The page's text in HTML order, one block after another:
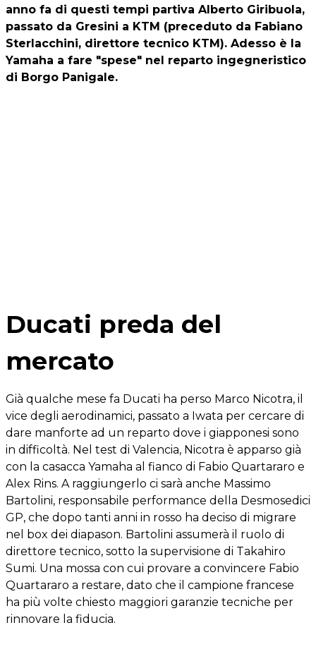
anno fa di questi tempi partiva Alberto Giribuola,
passato da Gresini a KTM (preceduto da Fabiano
Sterlacchini, direttore tecnico KTM). Adesso è la
Yamaha a fare "spese" nel reparto ingegneristico
di Borgo Panigale.
Ducati preda del
mercato
Già qualche mese fa Ducati ha perso Marco Nicotra, il
vice degli aerodinamici, passato a Iwata per cercare di
dare manforte ad un reparto dove i giapponesi sono
in difficoltà. Nel test di Valencia, Nicotra è apparso già
con la casacca Yamaha al fianco di Fabio Quartararo e
Alex Rins. A raggiungerlo ci sarà anche Massimo
Bartolini, responsabile performance della Desmosedici
GP, che dopo tanti anni in rosso ha deciso di migrare
nel box dei diapason. Bartolini assumerà il ruolo di
direttore tecnico, sotto la supervisione di Takahiro
Sumi. Una mossa con cui provare a convincere Fabio
Quartararo a restare, dato che il campione francese
ha più volte chiesto maggiori garanzie tecniche per
rinnovare la fiducia.